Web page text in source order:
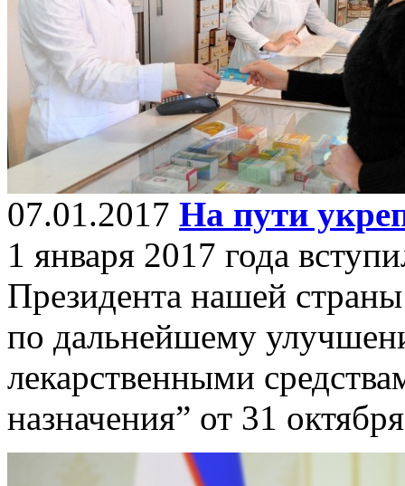
07.01.2017 На пути
1 января 2017 года
Президента нашей
по дальнейшему
лекарственными
назначения” от 31